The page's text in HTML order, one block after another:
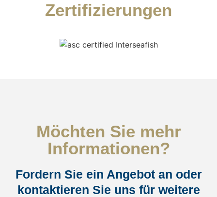
Zertifizierungen
Möchten Sie mehr
Informationen?
Fordern Sie ein Angebot an oder
kontaktieren Sie uns für weitere